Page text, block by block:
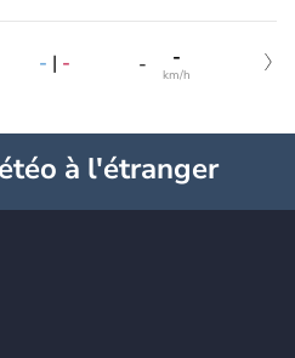
- | - - -
km/h
à l'étranger